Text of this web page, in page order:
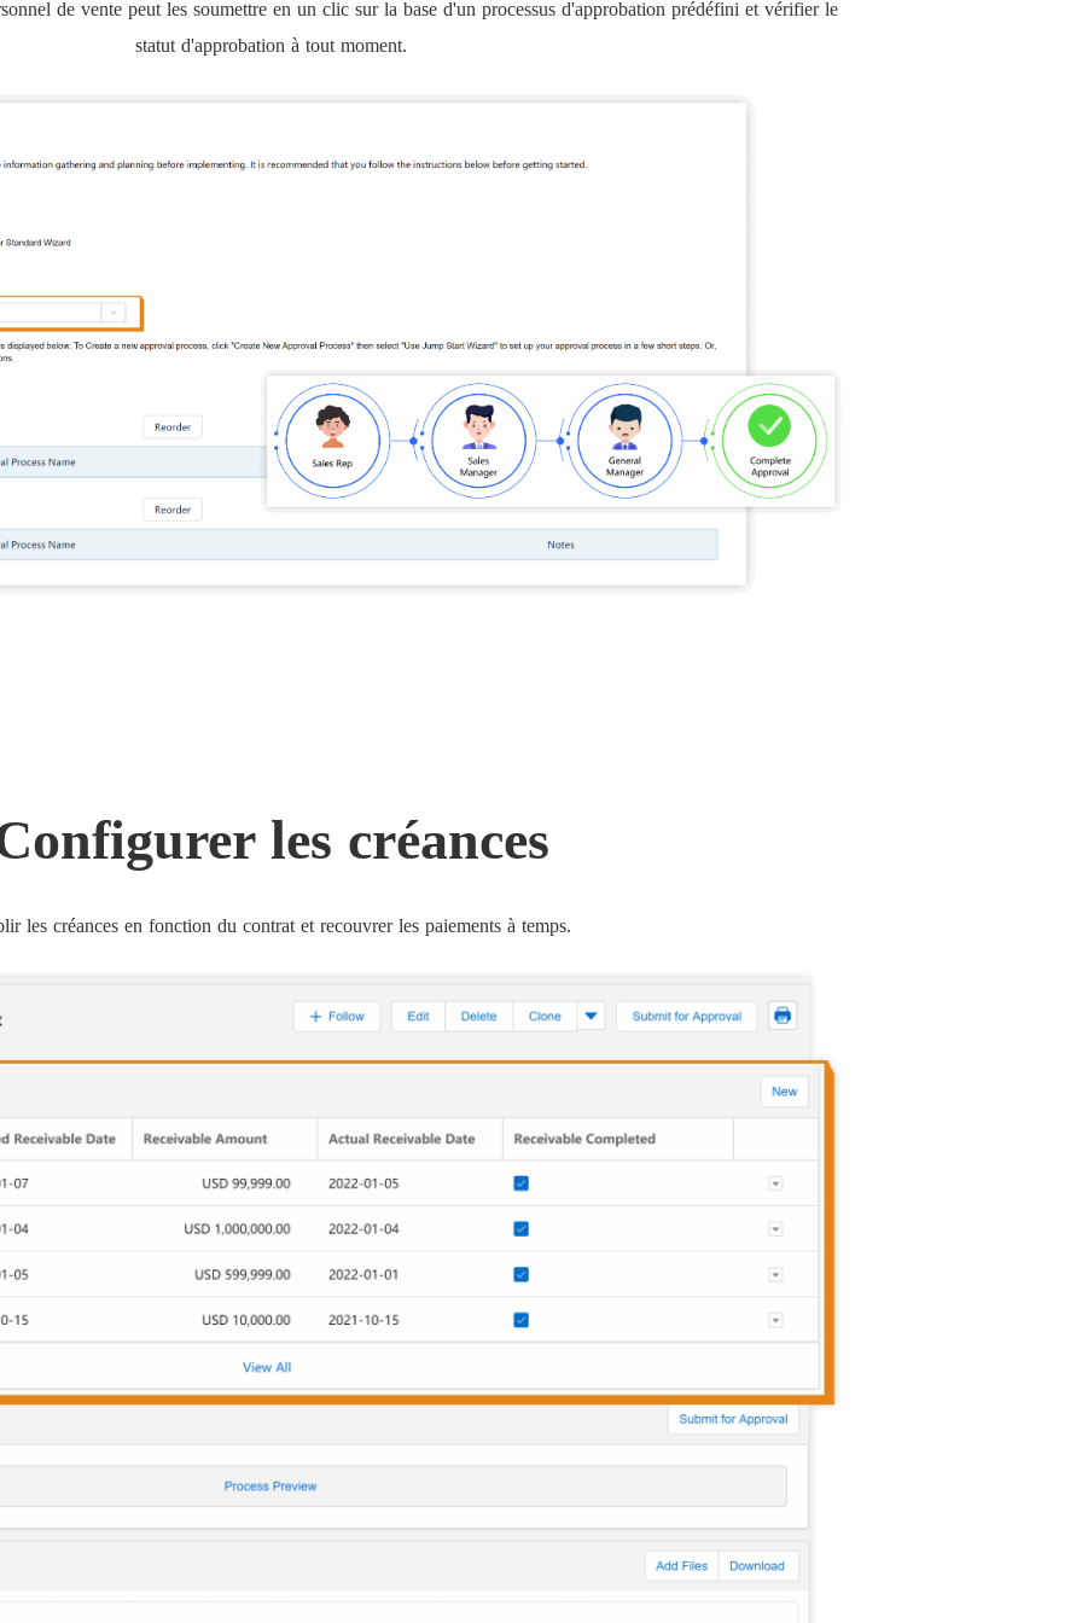
de vente peut les soumettre en un clic sur la base d'un processus d'approbation prédéfini et vérifier le
statut d'approbation à tout moment.
les créances
les créances en fonction du contrat et recouvrer les paiements à temps.